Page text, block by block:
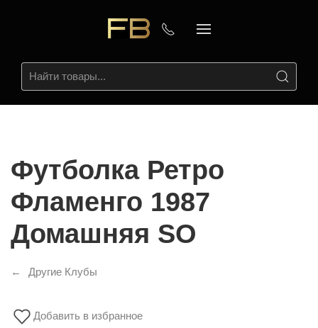
Футболка Ретро
Фламенго 1987
Домашняя SO
Другие Клубы
Добавить в избранное